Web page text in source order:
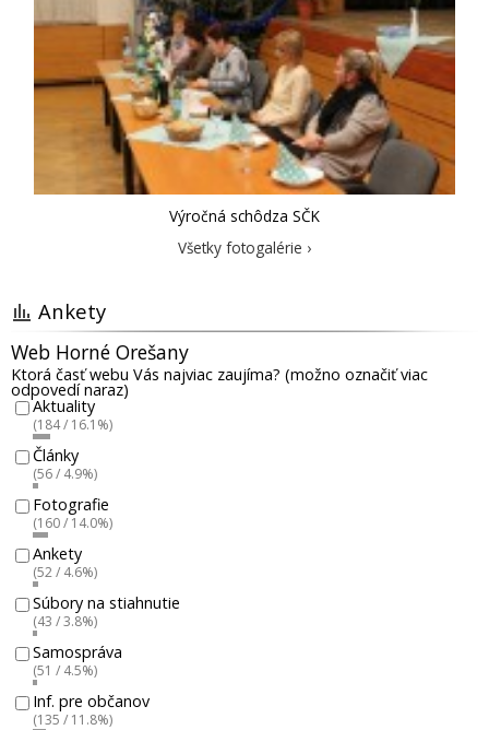
Výročná schôdza SČK
Všetky fotogalérie ›
Ankety
Web Horné Orešany
Ktorá časť webu Vás najviac zaujíma? (možno označiť viac
odpovedí naraz)
Aktuality
(184 / 16.1%)
Články
(56 / 4.9%)
Fotografie
(160 / 14.0%)
Ankety
(52 / 4.6%)
Súbory na stiahnutie
(43 / 3.8%)
Samospráva
(51 / 4.5%)
Inf. pre občanov
(135 / 11.8%)